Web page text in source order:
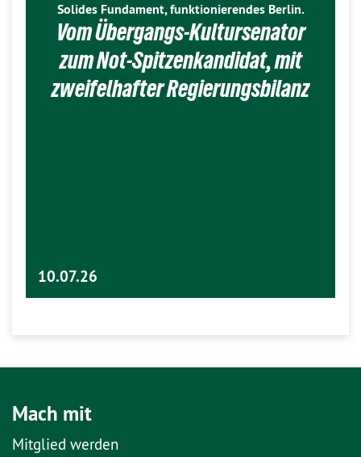
Solides Fundament, funktionierendes Berlin.
Vom Übergangs-Kultursenator
zum Not-Spitzenkandidat, mit
zweifelhafter Regierungsbilanz
10.07.26
Mach mit
Mitglied werden